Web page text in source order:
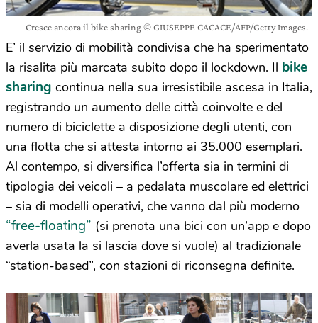
Cresce ancora il bike sharing © GIUSEPPE CACACE/AFP/Getty Images.
E’ il servizio di mobilità condivisa che ha sperimentato
la risalita più marcata subito dopo il lockdown. Il bike
sharing continua nella sua irresistibile ascesa in Italia,
registrando un aumento delle città coinvolte e del
numero di biciclette a disposizione degli utenti, con
una flotta che si attesta intorno ai 35.000 esemplari.
Al contempo, si diversifica l’offerta sia in termini di
tipologia dei veicoli – a pedalata muscolare ed elettrici
– sia di modelli operativi, che vanno dal più moderno
“free-floating” (si prenota una bici con un’app e dopo
averla usata la si lascia dove si vuole) al tradizionale
“station-based”, con stazioni di riconsegna definite.